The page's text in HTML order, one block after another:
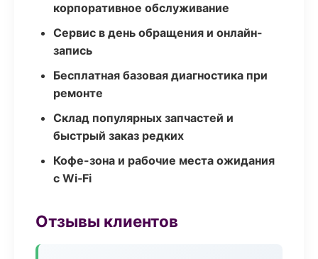
корпоративное обслуживание
Сервис в день обращения и онлайн-
запись
Бесплатная базовая диагностика при
ремонте
Склад популярных запчастей и
быстрый заказ редких
Кофе-зона и рабочие места ожидания
с Wi‑Fi
Отзывы клиентов